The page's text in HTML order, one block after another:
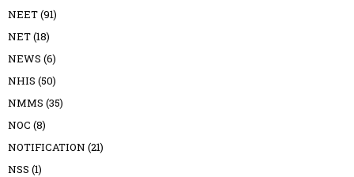
NEET(91)
NET(18)
NEWS (6)
NHIS (50)
NMMS (35)
NOC (8)
NOTIFICATION (21)
NSS (1)